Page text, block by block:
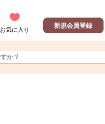
お気に入り
新規会員登録